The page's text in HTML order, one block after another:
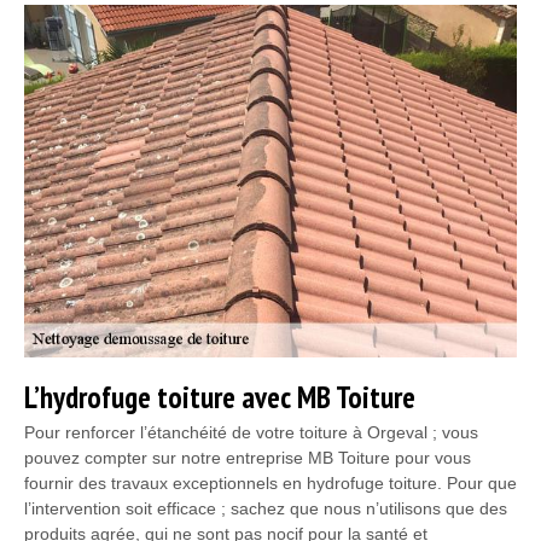
L’hydrofuge toiture avec MB Toiture
Pour renforcer l’étanchéité de votre toiture à Orgeval ; vous
pouvez compter sur notre entreprise MB Toiture pour vous
fournir des travaux exceptionnels en hydrofuge toiture. Pour que
l’intervention soit efficace ; sachez que nous n’utilisons que des
produits agrée, qui ne sont pas nocif pour la santé et